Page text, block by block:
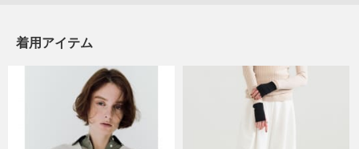
着用アイテム